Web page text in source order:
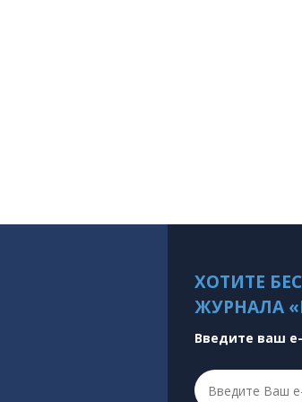
ХОТИТЕ
ЖУРНАЛА
Введите ваш